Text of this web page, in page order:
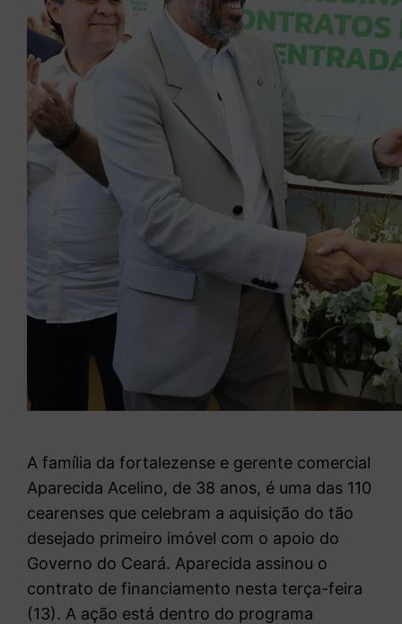
A família da fortalezense e gerente comercial
Aparecida Acelino, de 38 anos, é uma das 110
cearenses que celebram a aquisição do tão
desejado primeiro imóvel com o apoio do
Governo do Ceará. Aparecida assinou o
contrato de financiamento nesta terça-feira
(13). A ação está dentro do programa